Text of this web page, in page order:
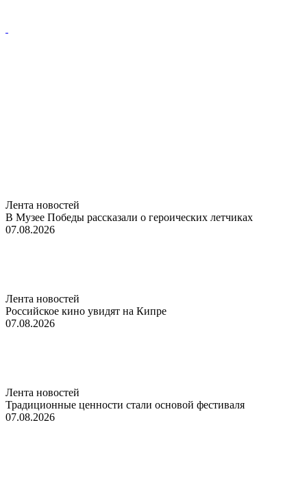
Лента новостей
В Музее Победы рассказали о героических летчиках
07.08.2026
Лента новостей
Российское кино увидят на Кипре
07.08.2026
Лента новостей
Традиционные ценности стали основой фестиваля
07.08.2026